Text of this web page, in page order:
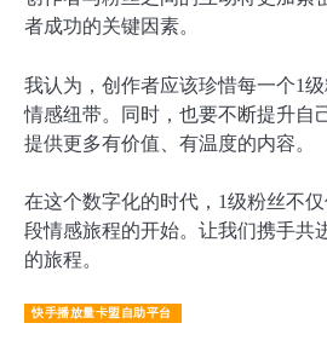
者成功的关键因素。
我认为，创作者应该珍惜每一个1
情感纽带。同时，也要不断提升自
提供更多有价值、有温度的内容。
在这个数字化的时代，1级粉丝不
段情感旅程的开始。让我们携手共
的旅程。
快手播放量卡盟自助平台